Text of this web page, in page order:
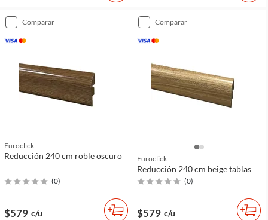
comparar
Euroclick
Reducción 240 cm roble oscuro
(0)
$579 c/u
comparar
Euroclick
Reducción 240 cm beige tablas
(0)
$579 c/u